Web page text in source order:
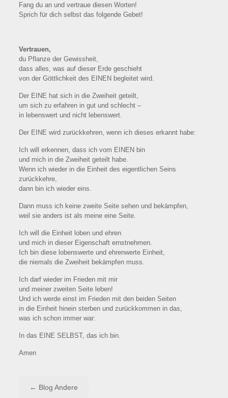
Fang du an und vertraue diesen Worten!
Sprich für dich selbst das folgende Gebet!
Vertrauen,
du Pflanze der Gewissheit,
dass alles, was auf dieser Erde geschieht
von der Göttlichkeit des EINEN begleitet wird.
Der EINE hat sich in die Zweiheit geteilt,
um sich zu erfahren in gut und schlecht –
in lebenswert und nicht lebenswert.
Der EINE wird zurückkehren, wenn ich dieses erkannt habe:
Ich will erkennen, dass ich vom EINEN bin
und mich in die Zweiheit geteilt habe.
Wenn ich wieder in die Einheit des eigentlichen Seins
zurückkehre,
dann bin ich wieder eins.
Dann muss ich keine zweite Seite sehen und bekämpfen,
weil sie anders ist als meine eine Seite.
Ich will die Einheit loben und ehren
und mich in dieser Eigenschaft ernstnehmen.
Ich bin diese lobenswerte und ehrenwerte Einheit,
die niemals die Zweiheit bekämpfen muss.
Ich darf wieder im Frieden mit mir
und meiner zweiten Seite leben!
Und ich werde einst im Frieden mit den beiden Seiten
in die Einheit hinein sterben und zurückkommen in das,
was ich schon immer war:
In das EINE SELBST, das ich bin.
Amen
← Blog Andere